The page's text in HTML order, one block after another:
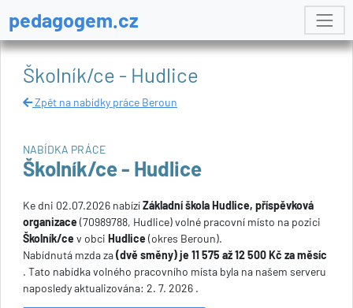
pedagogem.cz
Školník/ce - Hudlice
Zpět na nabídky práce Beroun
NABÍDKA PRÁCE
Školník/ce - Hudlice
Ke dni 02.07.2026 nabízíZákladní škola Hudlice, příspěvková
organizace (70989788, Hudlice) volné pracovní místo na pozici
Školník/ce v obci Hudlice (okres Beroun).
Nabídnutá mzda za(dvě směny) je 11 575 až 12 500 Kč za měsíc
. Tato nabídka volného pracovního místa byla na našem serveru
naposledy aktualizována: 2. 7. 2026 .